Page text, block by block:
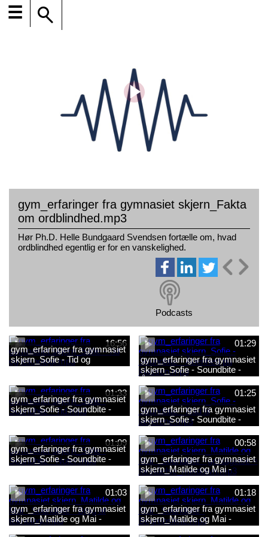
☰
gym_erfaringer fra gymnasiet skjern_Fakta
om ordblindhed.mp3
Hør Ph.D. Helle Bundgaard Svendsen fortælle om, hvad
ordblindhed egentlig er for en vanskelighed.
Podcasts
16:56
gym_erfaringer fra gymnasiet
skjern_Sofie - Tid og
teknologi.mp3
01:29
gym_erfaringer fra gymnasiet
skjern_Sofie - Soundbite -
Åbenhed på klassen.mp3
01:33
gym_erfaringer fra gymnasiet
skjern_Sofie - Soundbite -
Tid.mp3
01:25
gym_erfaringer fra gymnasiet
skjern_Sofie - Soundbite -
Råd til lærerene.mp3
01:09
gym_erfaringer fra gymnasiet
skjern_Sofie - Soundbite -
Noter.mp3
00:58
gym_erfaringer fra gymnasiet
skjern_Matilde og Mai -
Soundbite - gentagelse =
forståelse_mixdown.mp3
01:03
gym_erfaringer fra gymnasiet
skjern_Matilde og Mai -
Soundbite - Brug af
01:18
gym_erfaringer fra gymnasiet
skjern_Matilde og Mai -
Soundbite - Begrebsliste.mp3